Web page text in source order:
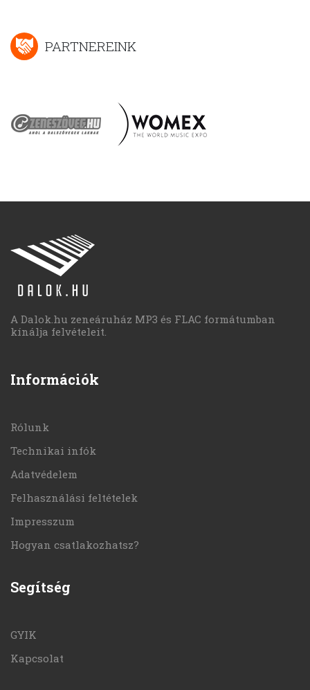
PARTNEREINK
A Dalok.hu zeneáruház MP3 és FLAC formátumban
kínálja felvételeit.
Információk
Rólunk
Technikai infók
Adatvédelem
Felhasználási feltételek
Impresszum
Hogyan csatlakozhatsz?
Segítség
GYIK
Kapcsolat